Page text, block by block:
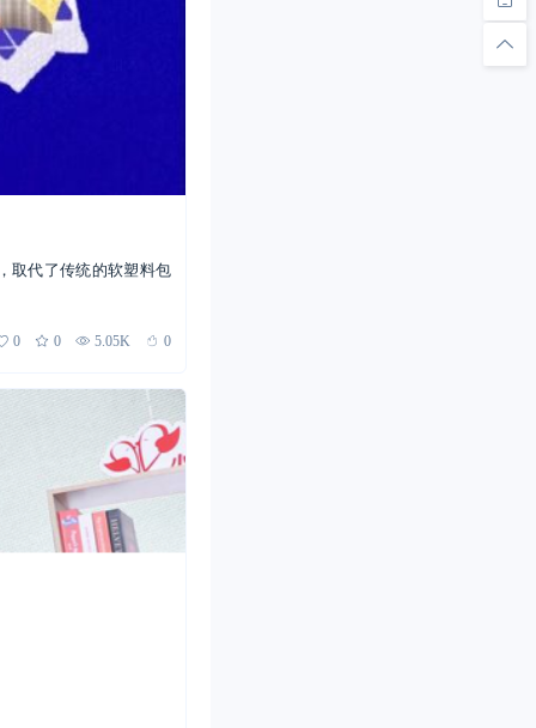
取代了传统的软塑料包
0 0 5.05K 0